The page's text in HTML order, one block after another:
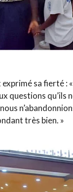
sa fierté
questions qu’ils
très bien. »